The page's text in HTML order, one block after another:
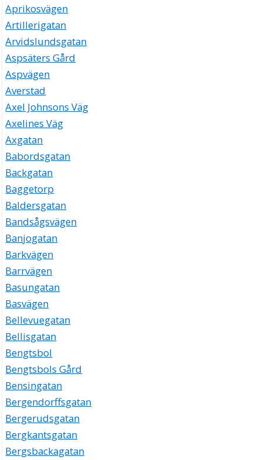
Aprikosvägen
Artillerigatan
Arvidslundsgatan
Aspsäters Gård
Aspvägen
Averstad
Axel Johnsons Väg
Axelines Väg
Axgatan
Babordsgatan
Backgatan
Baggetorp
Baldersgatan
Bandsågsvägen
Banjogatan
Barkvägen
Barrvägen
Basungatan
Basvägen
Bellevuegatan
Bellisgatan
Bengtsbol
Bengtsbols Gård
Bensingatan
Bergendorffsgatan
Bergerudsgatan
Bergkantsgatan
Bergsbackagatan